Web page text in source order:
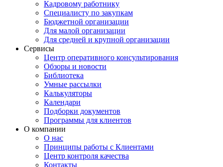
Кадровому работнику
Специалисту по закупкам
Бюджетной организации
Для малой организации
Для средней и крупной организации
Сервисы
Центр оперативного консультирования
Обзоры и новости
Библиотека
Умные рассылки
Калькуляторы
Календари
Подборки документов
Программы для клиентов
О компании
О нас
Принципы работы с Клиентами
Центр контроля качества
Контакты